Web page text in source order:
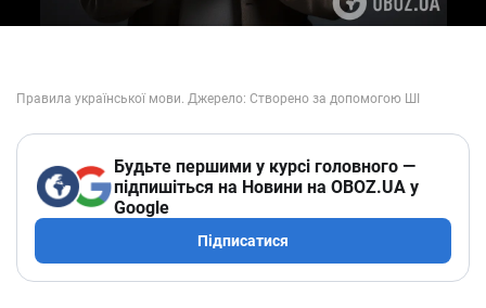
Будьте першими у курсі головного —
підпишіться на Новини на OBOZ.UA у
Google
Підписатися